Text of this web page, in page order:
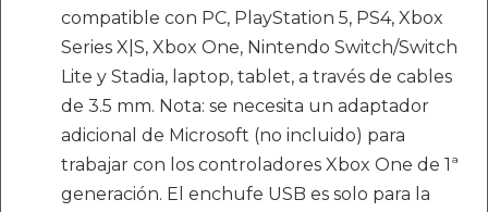
compatible con PC, PlayStation 5, PS4, Xbox
Series X|S, Xbox One, Nintendo Switch/Switch
Lite y Stadia, laptop, tablet, a través de cables
de 3.5 mm. Nota: se necesita un adaptador
adicional de Microsoft (no incluido) para
trabajar con los controladores Xbox One de 1ª
generación. El enchufe USB es solo para la